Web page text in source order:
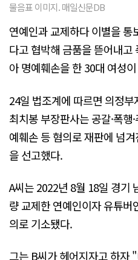
물음표 이미지. 매일신문DB
연예인과 교제하다 이별을
다고 협박해 금품을 뜯어내
아 명예훼손을 한 30대 여성
24일 법조계에 따르면 의정
최치봉 부장판사는 공갈·폭행
예훼손 등 혐의로 재판에 넘
을 선고했다.
A씨는 2022년 8월 18일 경기
량 교제한 연예인이자 유튜
의로 기소됐다.
그는 B씨가 헤어지자고 하자